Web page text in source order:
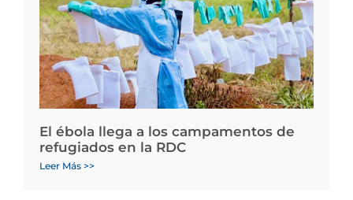
El ébola llega a los campamentos de
refugiados en la RDC
Leer Más >>